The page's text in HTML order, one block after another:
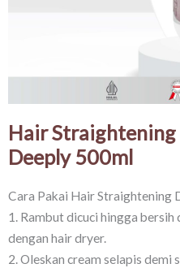
Hair Straightening
Deeply 500ml
Cara Pakai Hair Straightening
1. Rambut dicuci hingga
dengan hair dryer.
2. Oleskan cream selapis demi